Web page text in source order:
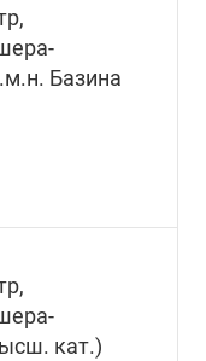
Базина
кат.)